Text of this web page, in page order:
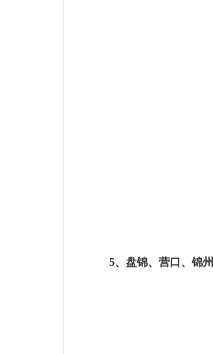
5、盘锦、营口、锦州